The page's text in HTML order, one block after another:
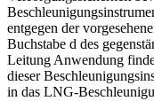
entgegen der
Buchstabe d des
Leitung Anwendung
dieser
in das LNG-